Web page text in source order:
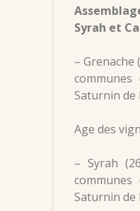
Syrah et
– Grenache
communes
Saturnin de
Age des
– Syrah
communes
Saturnin de